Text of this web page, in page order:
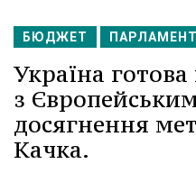
БЮДЖЕТ ПАРЛАМЕНТ
Україна
з
досягнення
Качка.